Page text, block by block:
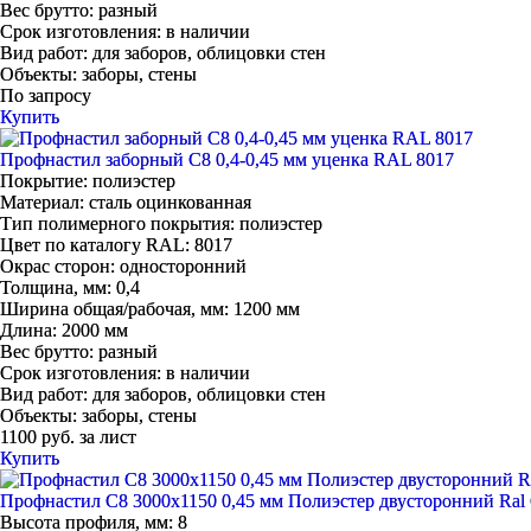
Вес брутто: разный
Срок изготовления: в наличии
Вид работ: для заборов, облицовки стен
Объекты: заборы, стены
По запросу
Купить
Профнастил заборный С8 0,4-0,45 мм уценка RAL 8017
Покрытие: полиэстер
Материал: сталь оцинкованная
Тип полимерного покрытия: полиэстер
Цвет по каталогу RAL: 8017
Окрас сторон: односторонний
Толщина, мм: 0,4
Ширина общая/рабочая, мм: 1200 мм
Длина: 2000 мм
Вес брутто: разный
Срок изготовления: в наличии
Вид работ: для заборов, облицовки стен
Объекты: заборы, стены
1100 руб. за лист
Купить
Профнастил С8 3000х1150 0,45 мм Полиэстер двусторонний Ral
Высота профиля, мм: 8